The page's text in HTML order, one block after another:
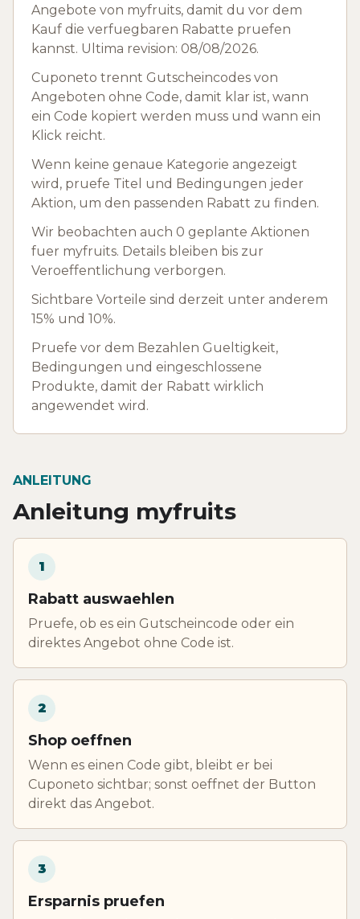
Angebote von myfruits, damit du vor dem
Kauf die verfuegbaren Rabatte pruefen
kannst. Ultima revision: 08/08/2026.
Cuponeto trennt Gutscheincodes von
Angeboten ohne Code, damit klar ist, wann
ein Code kopiert werden muss und wann ein
Klick reicht.
Wenn keine genaue Kategorie angezeigt
wird, pruefe Titel und Bedingungen jeder
Aktion, um den passenden Rabatt zu finden.
Wir beobachten auch 0 geplante Aktionen
fuer myfruits. Details bleiben bis zur
Veroeffentlichung verborgen.
Sichtbare Vorteile sind derzeit unter anderem
15% und 10%.
Pruefe vor dem Bezahlen Gueltigkeit,
Bedingungen und eingeschlossene
Produkte, damit der Rabatt wirklich
angewendet wird.
ANLEITUNG
Anleitung myfruits
1
Rabatt auswaehlen
Pruefe, ob es ein Gutscheincode oder ein
direktes Angebot ohne Code ist.
2
Shop oeffnen
Wenn es einen Code gibt, bleibt er bei
Cuponeto sichtbar; sonst oeffnet der Button
direkt das Angebot.
3
Ersparnis pruefen